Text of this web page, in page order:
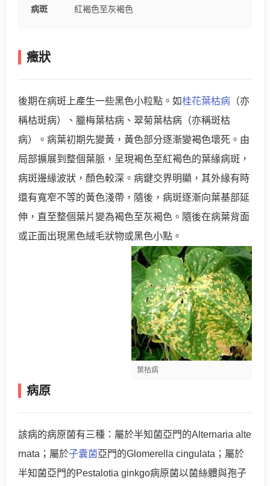
病斑 紅褐色至灰褐色
癥狀
後期在病斑上產生一些黑色小粒點。如桂花葉枯病 （亦
稱枯斑病）、臘梅葉枯病、翠菊葉枯病（亦稱斑枯
病）。病葉初期先變黃，黃色部分逐漸變褐色壞死。由
局部擴展到整個葉脈，呈現褐色至紅褐色的葉緣病斑，
病斑邊緣波狀，顏色較深。病鍵交界明顯，其外緣有時
還有寬窄不等的黃色淺帶，隨後，病斑逐漸向葉基部延
伸，直至整個葉片變為褐色至灰褐色。隨後在病葉背面
或正面出現黑色絨毛狀物或黑色小點。
葉枯病
病原
該病的病原菌有三種：屬於半知菌亞門的Alternaria alte
rnata；屬於子囊菌亞門的Glomerella cingulata；屬於
半知菌亞門的Pestalotia ginkgo病原菌以菌絲體與孢子